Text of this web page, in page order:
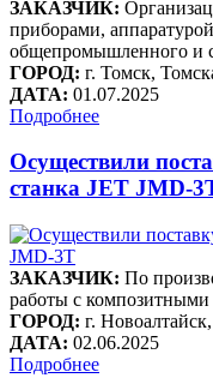
ЗАКАЗЧИК:
приборами,
общепромышленного и
ГОРОД: г. Томск,
ДАТА: 01.07.2025
Подробнее
Осуществили
станка JET JMD-
ЗАКАЗЧИК: По
работы с
ГОРОД: г.
ДАТА: 02.06.2025
Подробнее